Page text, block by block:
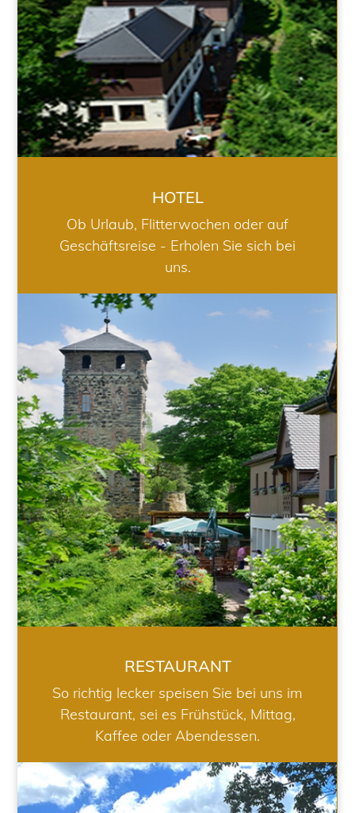
HOTEL
Ob Urlaub, Flitterwochen oder auf
Geschäftsreise - Erholen Sie sich bei
uns.
RESTAURANT
RESTAURANT
So richtig lecker speisen Sie bei uns im
Restaurant, sei es Frühstück, Mittag,
Kaffee oder Abendessen.